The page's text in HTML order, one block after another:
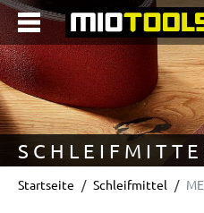
springen
Startseite Schleifmittel